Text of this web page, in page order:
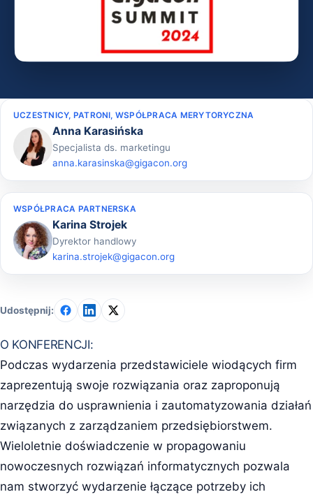
Udostępnij:
O KONFERENCJI:
Podczas wydarzenia przedstawiciele wiodących firm
zaprezentują swoje rozwiązania oraz zaproponują
narzędzia do usprawnienia i zautomatyzowania działań
związanych z zarządzaniem przedsiębiorstwem.
Wieloletnie doświadczenie w propagowaniu
nowoczesnych rozwiązań informatycznych pozwala
nam stworzyć wydarzenie łączące potrzeby ich
UCZESTNICY, PATRONI, WSPÓŁPRACA MERYTORYCZNA
Anna Karasińska
Specjalista ds. marketingu
anna.karasinska@gigacon.org
WSPÓŁPRACA PARTNERSKA
Karina Strojek
Dyrektor handlowy
karina.strojek@gigacon.org